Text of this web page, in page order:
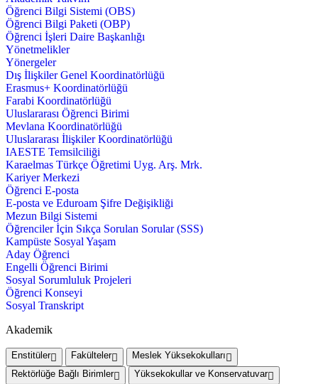
Öğrenci Bilgi Sistemi (OBS)
Öğrenci Bilgi Paketi (OBP)
Öğrenci İşleri Daire Başkanlığı
Yönetmelikler
Yönergeler
Dış İlişkiler Genel Koordinatörlüğü
Erasmus+ Koordinatörlüğü
Farabi Koordinatörlüğü
Uluslararası Öğrenci Birimi
Mevlana Koordinatörlüğü
Uluslararası İlişkiler Koordinatörlüğü
IAESTE Temsilciliği
Karaelmas Türkçe Öğretimi Uyg. Arş. Mrk.
Kariyer Merkezi
Öğrenci E-posta
E-posta ve Eduroam Şifre Değişikliği
Mezun Bilgi Sistemi
Öğrenciler İçin Sıkça Sorulan Sorular (SSS)
Kampüste Sosyal Yaşam
Aday Öğrenci
Engelli Öğrenci Birimi
Sosyal Sorumluluk Projeleri
Öğrenci Konseyi
Sosyal Transkript
Akademik
Enstitüler Fakülteler
Meslek Yüksekokulları
Rektörlüğe Bağlı Birimler
Yüksekokullar ve Konservatuvar